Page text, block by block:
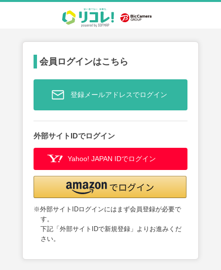
会員ログインはこちら
登録メールアドレスでログイン
外部サイトIDでログイン
Yahoo! JAPAN IDでログイン
※外部サイトIDログインにはまず会員登録が必要で
す。
下記「外部サイトIDで新規登録」よりお進みくだ
さい。